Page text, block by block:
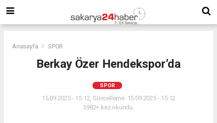
Anasayfa SPOR
Berkay Özer Hendekspor’da
SPOR
15.09.2025 - 15:12, Güncelleme: 15.09.2025 - 15:12
5982+ kez okundu.